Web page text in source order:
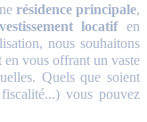
résidence principale,
locatifen
nous souhaitons
vous offrant un vaste
Quels que soient
vous pouvez